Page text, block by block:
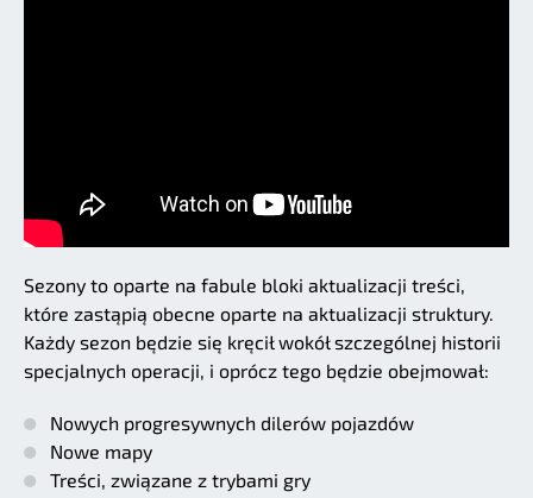
Sezony to oparte na fabule bloki aktualizacji treści,
które zastąpią obecne oparte na aktualizacji struktury.
Każdy sezon będzie się kręcił wokół szczególnej historii
specjalnych operacji, i oprócz tego będzie obejmował:
Nowych progresywnych dilerów pojazdów
Nowe mapy
Treści, związane z trybami gry